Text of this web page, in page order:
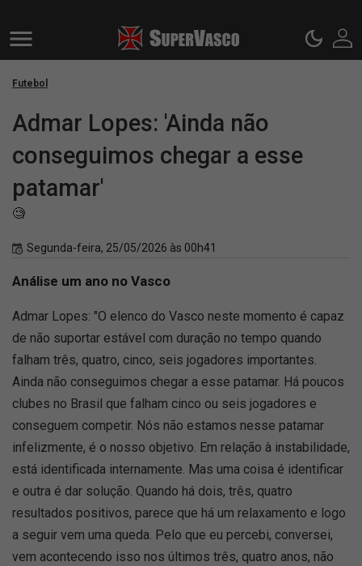
Futebol
Admar Lopes: 'Ainda não
conseguimos chegar a esse
patamar'
🧐
Segunda-feira, 25/05/2026 às 00h41
Análise um ano no Vasco
Admar Lopes: "O elenco do Vasco neste momento é capaz
de não suportar estável com duração no tempo quando
falham três, quatro, cinco, seis jogadores importantes.
Ainda não conseguimos chegar a esse patamar. Há poucos
clubes no Brasil que falham cinco ou seis jogadores e
conseguem competir. Nós não estamos nesse patamar
infelizmente, é o nosso objetivo. Em relação à instabilidade,
está identificada internamente. Mas uma coisa é identificar
e outra é dar solução. Quando há dois, três, quatro
resultados positivos, parece que há um relaxamento e logo
a seguir vem uma queda. Pelo que eu percebi, conversei,
vem acontecendo isso nos últimos três, quatro anos, não